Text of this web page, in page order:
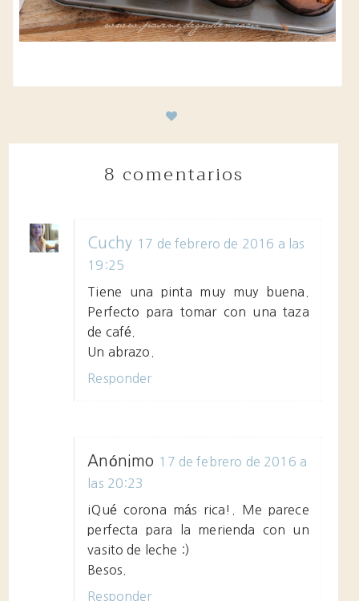
8 comentarios
Cuchy 17 de febrero de 2016 a las
19:25
Tiene una pinta muy muy buena.
Perfecto para tomar con una taza
de café.
Un abrazo.
Responder
Anónimo 17 de febrero de 2016 a
las 20:23
¡Qué corona más rica!. Me parece
perfecta para la merienda con un
vasito de leche :)
Besos.
Responder